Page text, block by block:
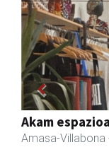
Eizmendi anaiak
Amasa-Villabona
Previous